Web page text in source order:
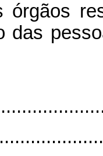
órgãos
das